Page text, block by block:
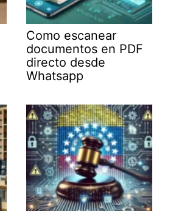
Como escanear
documentos en PDF
directo desde
Whatsapp